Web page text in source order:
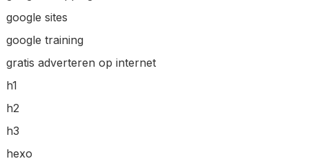
google sites
google training
gratis adverteren op internet
h1
h2
h3
hexo